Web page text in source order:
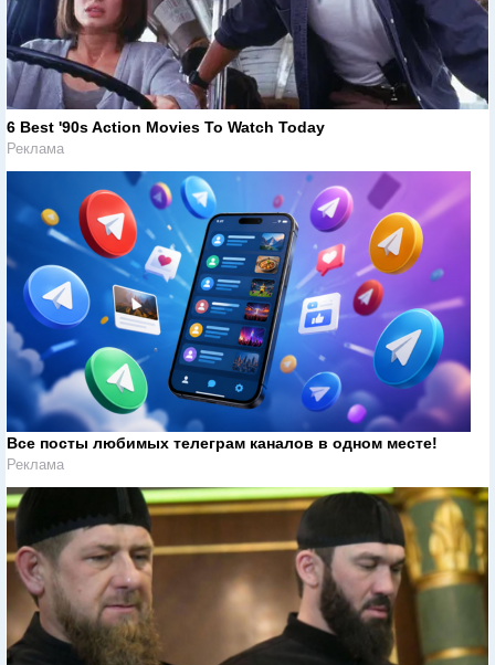
6 Best '90s Action Movies To Watch Today
Реклама
Все посты любимых телеграм каналов в одном месте!
Реклама